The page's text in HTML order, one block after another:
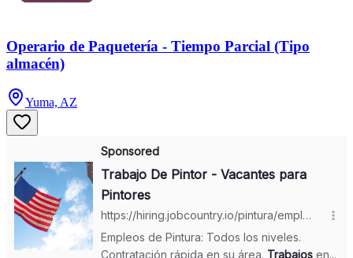
Operario de Paquetería - Tiempo Parcial (Tipo
almacén)
Yuma, AZ